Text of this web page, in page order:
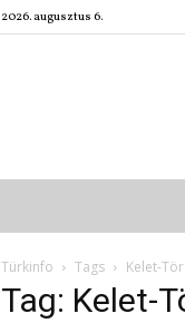
2026. augusztus 6.
Türkinfo Tags Kelet-
Tag: Kelet-